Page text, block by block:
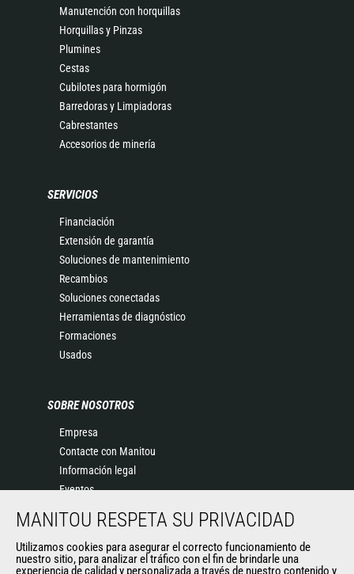
Manutención con horquillas
Horquillas y Pinzas
Plumines
Cestas
Cubilotes para hormigón
Barredoras y Limpiadoras
Cabrestantes
Accesorios de minería
SERVICIOS
Financiación
Extensión de garantía
Soluciones de mantenimiento
Recambios
Soluciones conectadas
Herramientas de diagnóstico
Formaciones
Usados
SOBRE NOSOTROS
Empresa
Contacte con Manitou
Información legal
Eventos
Historia
General Terms and Conditions of Sale
MANITOU RESPETA SU PRIVACIDAD
Utilizamos cookies para asegurar el correcto funcionamiento de
nuestro sitio, para analizar el tráfico con el fin de brindarle una
experiencia de calidad y personalizada a través de nuestro contenido y